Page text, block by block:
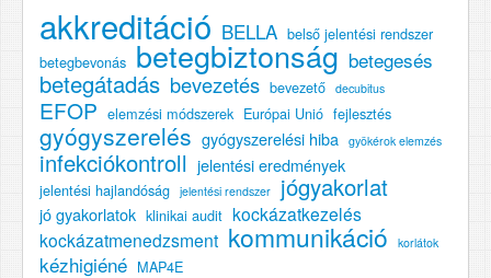
akkreditáció BELLA belső jelentési rendszer
betegbevonás betegbiztonság betegesés
betegátadás bevezetés bevezető decubitus
EFOP elemzési módszerek Európai Unió fejlesztés
gyógyszerelés gyógyszerelési hiba gyökérok elemzés
infekciókontroll jelentési eredmények
jelentési hajlandóság jelentési rendszer jógyakorlat
jó gyakorlatok klinikai audit kockázatkezelés
kockázatmenedzsment kommunikáció korlátok
kézhigiéné MAP4E